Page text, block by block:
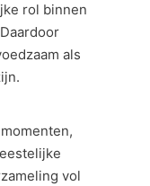
rol binnen
als
vol